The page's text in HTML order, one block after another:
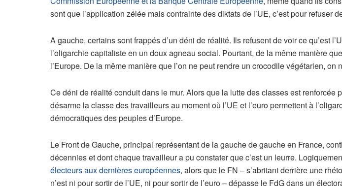
sont que l’application zélée mais contrainte des diktats de l’UE, c’est pour refuser
A gauche, certains sont frappés d’un déni de réalité. Ils refusent de voir ce qu’est
l’oligarchie capitaliste en un doux agneau social. Pourtant, de la même manière
l’Europe. De la même manière que l’on ne peut rendre un crocodile végétarien, on
Ce déni de réalité conduit dans le mur. Alors que la lutte des classes est
désarme la classe des travailleurs au moment où l’UE et l’euro permettent à
démocratiques des peuples d’Europe.
Le Front de Gauche, principal représentant de la gauche de gauche en France,
décennies et dont chaque travailleur a pu constater que c’est un leurre.
électeurs aux dernières européennes, alors que le FN – s’abritant derrière une
n’est ni pour sortir de l’UE, ni pour sortir de l’euro – dépasse le FdG dans un